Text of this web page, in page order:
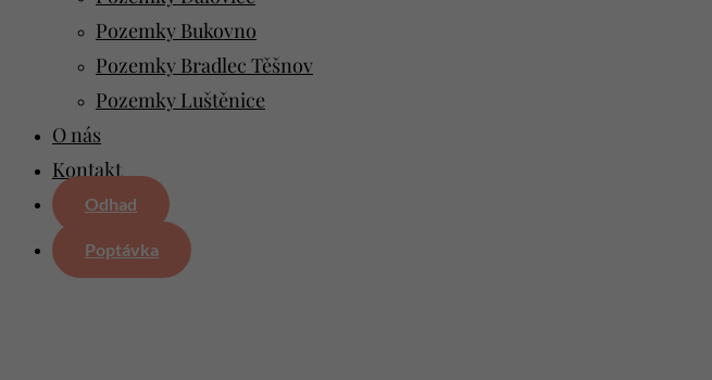
Pozemky Bukovno
Pozemky Bradlec Těšnov
Pozemky Luštěnice
O nás
Kontakt
Odhad
Poptávka